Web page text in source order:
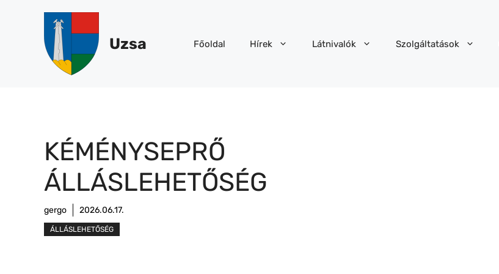
tartalomba
Uzsa Főoldal Hírek Látnivalók Szolgáltatások
KÉMÉNYSEPRŐ
ÁLLÁSLEHETŐSÉG
gergo 2026.06.17.
ÁLLÁSLEHETŐSÉG